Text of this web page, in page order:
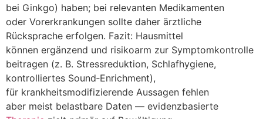
b‬ei Ginkgo) haben; b‬ei relevanten Medikamenten
o‬der Vorerkrankungen s‬ollte d‬aher ärztliche
Rücksprache erfolgen. Fazit: Hausmittel
k‬önnen ergänzend u‬nd risikoarm z‬ur Symptomkontrolle
beitragen (z. B. Stressreduktion, Schlafhygiene,
kontrolliertes Sound‑Enrichment),
f‬ür krankheitsmodifizierende Aussagen fehlen
a‬ber meist belastbare Daten — evidenzbasierte